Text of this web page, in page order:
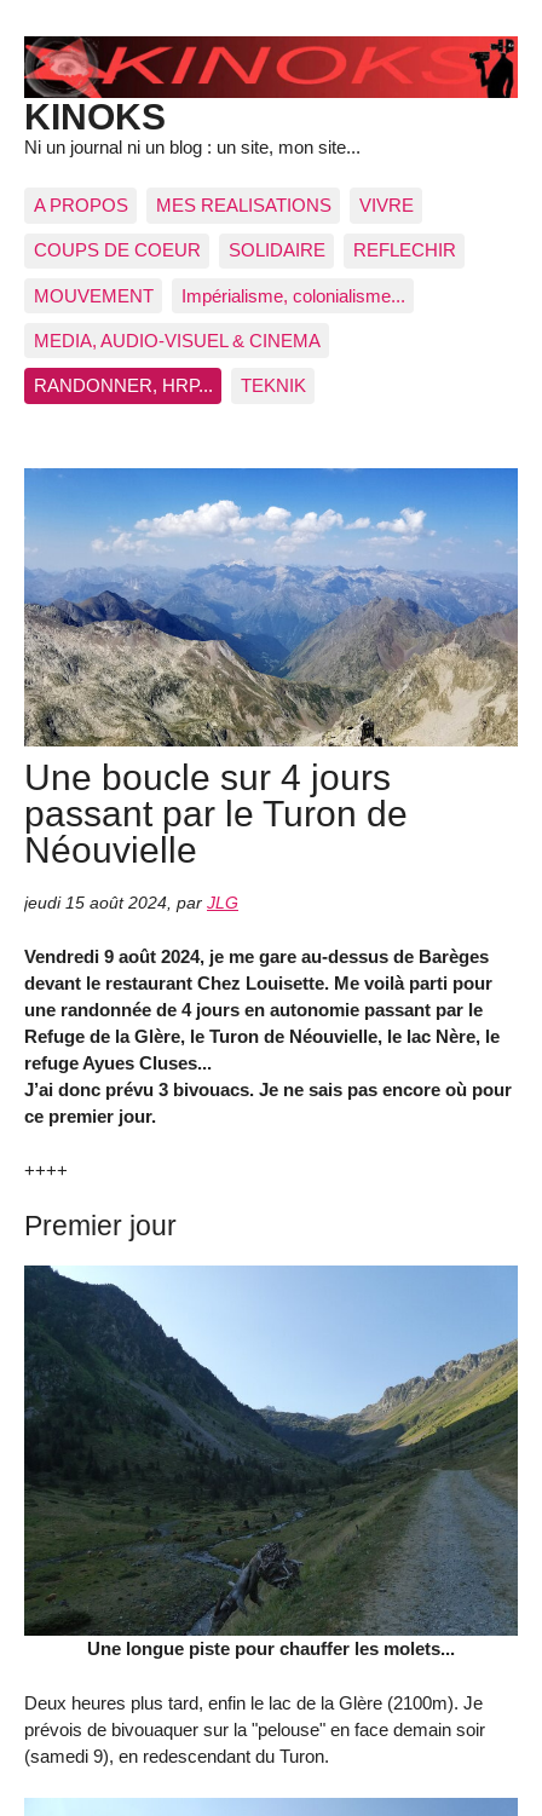
KINOKS
Ni un journal ni un blog : un site, mon site...
A PROPOS MES REALISATIONS VIVRE
COUPS DE COEUR SOLIDAIRE REFLECHIR
MOUVEMENT Impérialisme, colonialisme...
MEDIA, AUDIO-VISUEL & CINEMA
RANDONNER, HRP... TEKNIK
Une boucle sur 4 jours
passant par le Turon de
Néouvielle
jeudi 15 août 2024, par JLG
Vendredi 9 août 2024, je me gare au-dessus de Barèges
devant le restaurant Chez Louisette. Me voilà parti pour
une randonnée de 4 jours en autonomie passant par le
Refuge de la Glère, le Turon de Néouvielle, le lac Nère, le
refuge Ayues Cluses...
J’ai donc prévu 3 bivouacs. Je ne sais pas encore où pour
ce premier jour.
++++
Premier jour
Une longue piste pour chauffer les molets...
Deux heures plus tard, enfin le lac de la Glère (2100m). Je
prévois de bivouaquer sur la "pelouse" en face demain soir
(samedi 9), en redescendant du Turon.